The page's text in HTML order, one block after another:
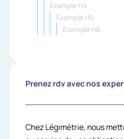
Example H4
Example H5
Example H6
Prenez rdv avec nos
Chez Légimétrie, nous